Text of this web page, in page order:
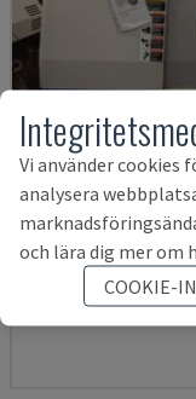
MYNX 550
DAEWOO - VERTIKALT
ITALIEN 2003
Vi använder
analysera
och lära dig mer om
COOKIE-